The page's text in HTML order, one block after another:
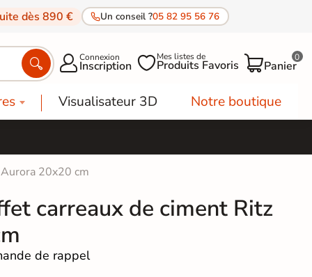
dès 890 € Un conseil ?05 82 95 56 76
 Connexion
Inscription Mes listes de
Produits Favoris Panier
0
Visualisateur 3D Notre boutique
20x20 cm
carreaux de ciment Ritz
de rappel